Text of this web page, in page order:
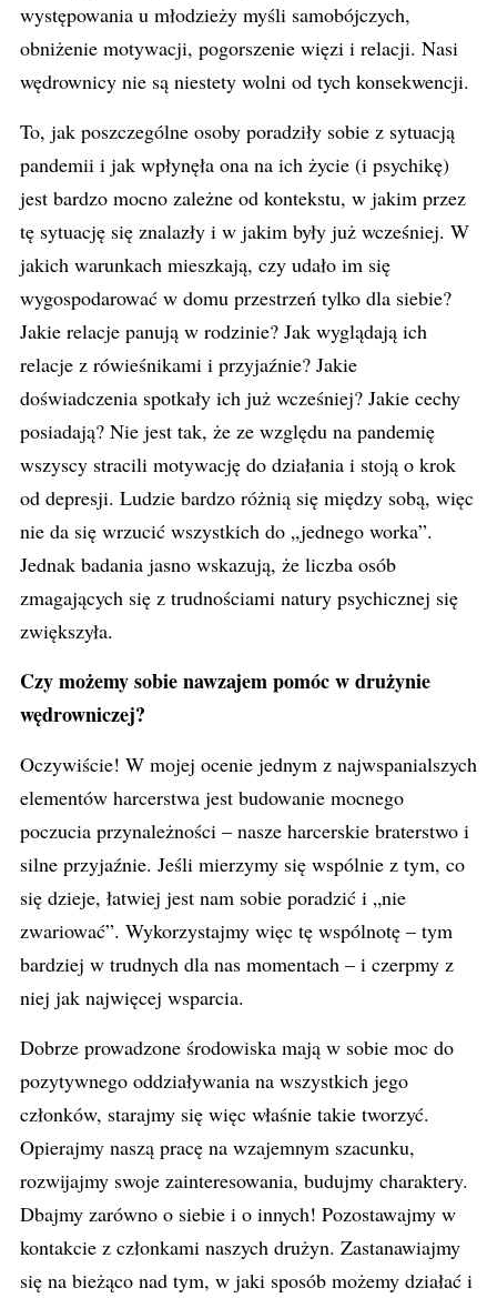
występowania u młodzieży myśli samobójczych,
obniżenie motywacji, pogorszenie więzi i relacji. Nasi
wędrownicy nie są niestety wolni od tych konsekwencji.
To, jak poszczególne osoby poradziły sobie z sytuacją
pandemii i jak wpłynęła ona na ich życie (i psychikę)
jest bardzo mocno zależne od kontekstu, w jakim przez
tę sytuację się znalazły i w jakim były już wcześniej. W
jakich warunkach mieszkają, czy udało im się
wygospodarować w domu przestrzeń tylko dla siebie?
Jakie relacje panują w rodzinie? Jak wyglądają ich
relacje z rówieśnikami i przyjaźnie? Jakie
doświadczenia spotkały ich już wcześniej? Jakie cechy
posiadają? Nie jest tak, że ze względu na pandemię
wszyscy stracili motywację do działania i stoją o krok
od depresji. Ludzie bardzo różnią się między sobą, więc
nie da się wrzucić wszystkich do „jednego worka”.
Jednak badania jasno wskazują, że liczba osób
zmagających się z trudnościami natury psychicznej się
zwiększyła.
Czy możemy sobie nawzajem pomóc w drużynie
wędrowniczej?
Oczywiście! W mojej ocenie jednym z najwspanialszych
elementów harcerstwa jest budowanie mocnego
poczucia przynależności – nasze harcerskie braterstwo i
silne przyjaźnie. Jeśli mierzymy się wspólnie z tym, co
się dzieje, łatwiej jest nam sobie poradzić i „nie
zwariować”. Wykorzystajmy więc tę wspólnotę – tym
bardziej w trudnych dla nas momentach – i czerpmy z
niej jak najwięcej wsparcia.
Dobrze prowadzone środowiska mają w sobie moc do
pozytywnego oddziaływania na wszystkich jego
członków, starajmy się więc właśnie takie tworzyć.
Opierajmy naszą pracę na wzajemnym szacunku,
rozwijajmy swoje zainteresowania, budujmy charaktery.
Dbajmy zarówno o siebie i o innych! Pozostawajmy w
kontakcie z członkami naszych drużyn. Zastanawiajmy
się na bieżąco nad tym, w jaki sposób możemy działać i